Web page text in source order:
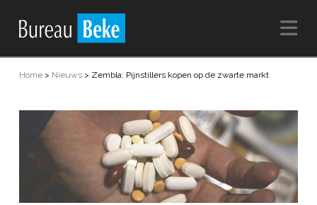
Home> Nieuws> Zembla: Pijnstillers kopen op de zwarte markt